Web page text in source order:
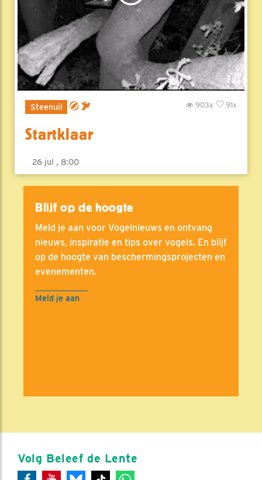
Steenuil 91x
903x
Startklaar
26 jul , 8:00
Blijf op de hoogte
Meld je aan voor Vogelnieuws en ontvang
nieuws, inspiratie en tips over vogels. En blijf
op de hoogte van beschermingsprojecten en
evenementen.
Meld je aan
Volg Beleef de Lente